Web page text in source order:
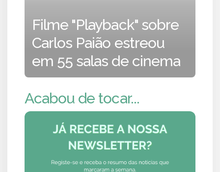
Filme "Playback" sobre
Carlos Paião estreou
em 55 salas de cinema
Acabou de tocar...